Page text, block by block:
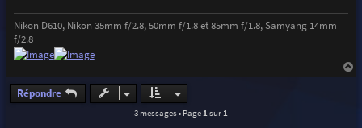
Nikon D610, Nikon 35mm f/2.8, 50mm f/1.8 et 85mm f/1.8, Samyang 14mm
f/2.8
Répondre
3 messages • Page 1 sur 1